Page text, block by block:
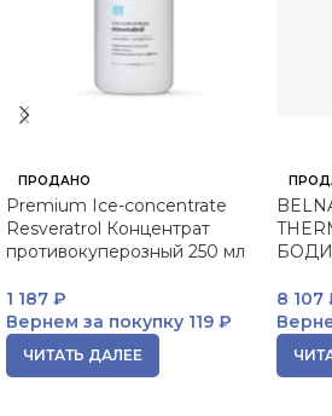
ПРОДАНО
Premium Ice-concentrate
Resveratrol Концентрат
противокуперозный 250 мл
1 187 ₽
Вернем за покупку 119 ₽
ЧИТАТЬ ДАЛЕЕ
8 107